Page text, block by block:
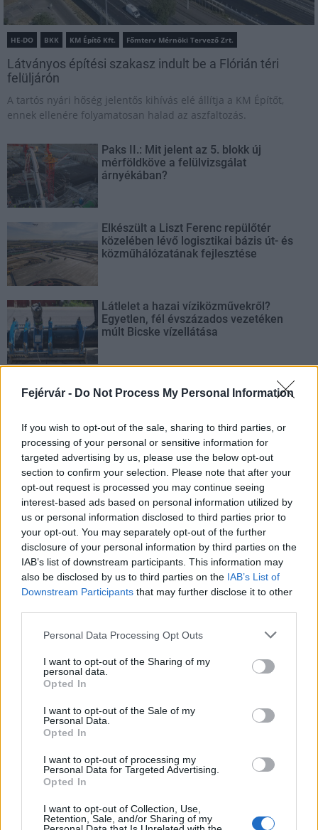
Fejérvár - Do Not Process My Personal Information
If you wish to opt-out of the sale, sharing to third parties, or
processing of your personal or sensitive information for
targeted advertising by us, please use the below opt-out
section to confirm your selection. Please note that after your
opt-out request is processed you may continue seeing
interest-based ads based on personal information utilized by
us or personal information disclosed to third parties prior to
your opt-out. You may separately opt-out of the further
disclosure of your personal information by third parties on the
IAB’s list of downstream participants. This information may
also be disclosed by us to third parties on the IAB’s List of
Downstream Participants that may further disclose it to other
Please note that this website/app uses one or more Google
not limited to your visit or usage behaviour. You may click to
grant or deny consent to Google and its third-party tags to
use your data for below specified purposes in below Google
consent section.
Personal Data Processing Opt Outs
I want to opt-out of the Sharing of my
personal data.
Opted In
I want to opt-out of the Sale of my
Personal Data.
Opted In
I want to opt-out of processing my
Personal Data for Targeted Advertising.
Opted In
I want to opt-out of Collection, Use,
Retention, Sale, and/or Sharing of my
HE-DO BKK KM Építő Kft. Főmterv Mérnöki Tervező Zrt.
Látványos építési szakasz indult be a Flórián téri
felüljárón
A tartós nyári hőség jelentős kihívás elé állítja a KM Építőt,
ennek ellenére folyamatosan halad az aszfaltozás.
Paks II.: Mit jelent az 5. blokk új
mérföldköve a felülvizsgálat
árnyékában?
Elkészült a Liszt Ferenc repülőtér
közelében lévő logisztikai bázis út- és
közműhálózatának fejlesztése
Látlelet a hazai víziközművekről?
Egyetlen, fél évszázados vezetéken
múlt Bicske vízellátása
Épített öröksége megújításával is készül
Mohács a csata ötszázadik
AJÁNLJUK MÉG
Helyi hírek
csökken a riasztás